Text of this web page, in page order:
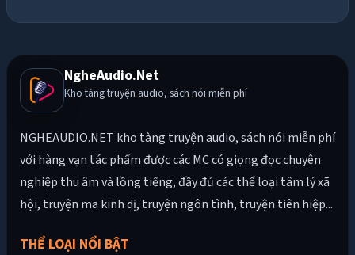
NgheAudio.Net
Kho tàng truyện audio, sách nói miễn phí
NGHEAUDIO.NET kho tàng truyện audio, sách nói miễn phí
với hàng vạn tác phẩm được các MC có giọng đọc chuyên
nghiệp thu âm và lồng tiếng, đầy đủ các thể loại tâm lý xã
hội, truyện ma kinh dị, truyện ngôn tình, truyện tiên hiệp...
THỂ LOẠI NỔI BẬT